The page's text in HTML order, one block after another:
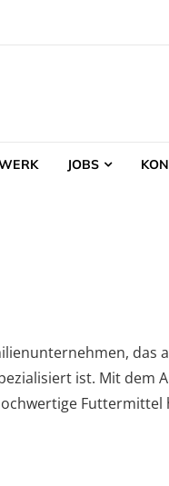
JOBS
das
ist. Mit dem
Futtermittel